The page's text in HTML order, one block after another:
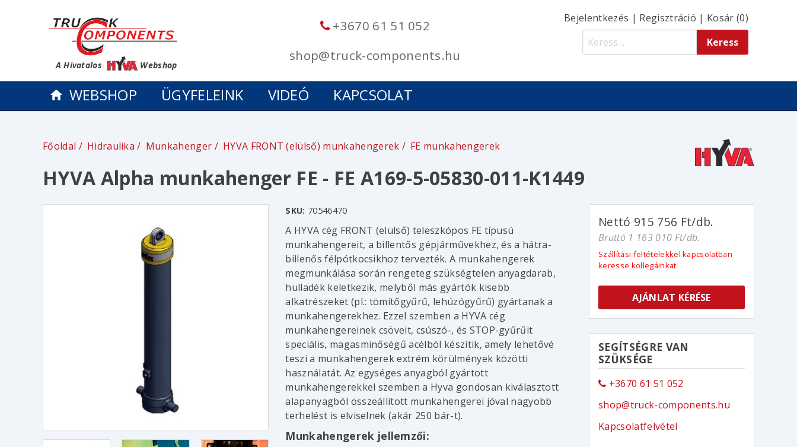
A Hivatalos Webshop
+3670 61 51 052
shop@truck-components.hu
Bejelentkezés | Regisztráció | Kosár (0)
WEBSHOP ÜGYFELEINK VIDEÓ KAPCSOLAT
Főoldal Hidraulika Munkahenger HYVA FRONT (elülső) munkahengerek FE munkahengerek
HYVA Alpha munkahenger FE - FE A169-5-05830-011-K1449
SKU: 70546470
A HYVA cég FRONT (elülső) teleszkópos FE típusú
munkahengereit, a billentős gépjárművekhez, és a hátra-
billenős félpótkocsikhoz tervezték. A munkahengerek
megmunkálása során rengeteg szükségtelen anyagdarab,
hulladék keletkezik, melyből más gyártók kisebb
alkatrészeket (pl.: tömítőgyűrű, lehúzógyűrű) gyártanak a
munkahengerekhez. Ezzel szemben a HYVA cég
munkahengereinek csöveit, csúszó-, és STOP-gyűrűit
speciális, magasminőségű acélból készítik, amely lehetővé
teszi a munkahengerek extrém körülmények közötti
használatát. Az egységes anyagból gyártott
munkahengerekkel szemben a Hyva gondosan kiválasztott
alapanyagból összeállított munkahengerei jóval nagyobb
terhelést is elviselnek (akár 250 bár-t).
Munkahengerek jellemzői:
Nettó 915 756 Ft/db.
Bruttó 1 163 010 Ft/db.
Szállítási feltételekkel kapcsolatban
keresse kollegáinkat
AJÁNLAT KÉRÉSE
SEGÍTSÉGRE VAN
SZÜKSÉGE
+3670 61 51 052
shop@truck-components.hu
Kapcsolatfelvétel